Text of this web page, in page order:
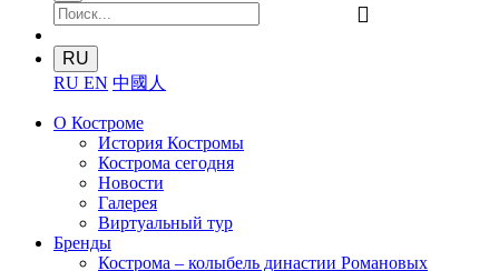
󰍉
RU
RU EN 中國人
О Костроме
История Костромы
Кострома сегодня
Новости
Галерея
Виртуальный тур
Бренды
Кострома – колыбель династии Романовых